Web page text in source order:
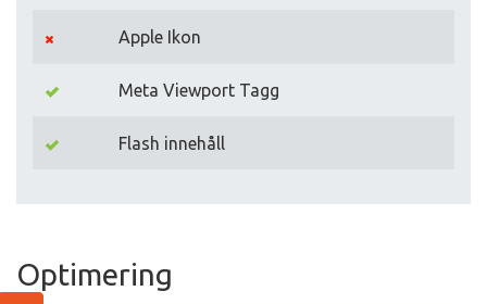
Apple Ikon
Meta Viewport Tagg
Flash innehåll
Optimering